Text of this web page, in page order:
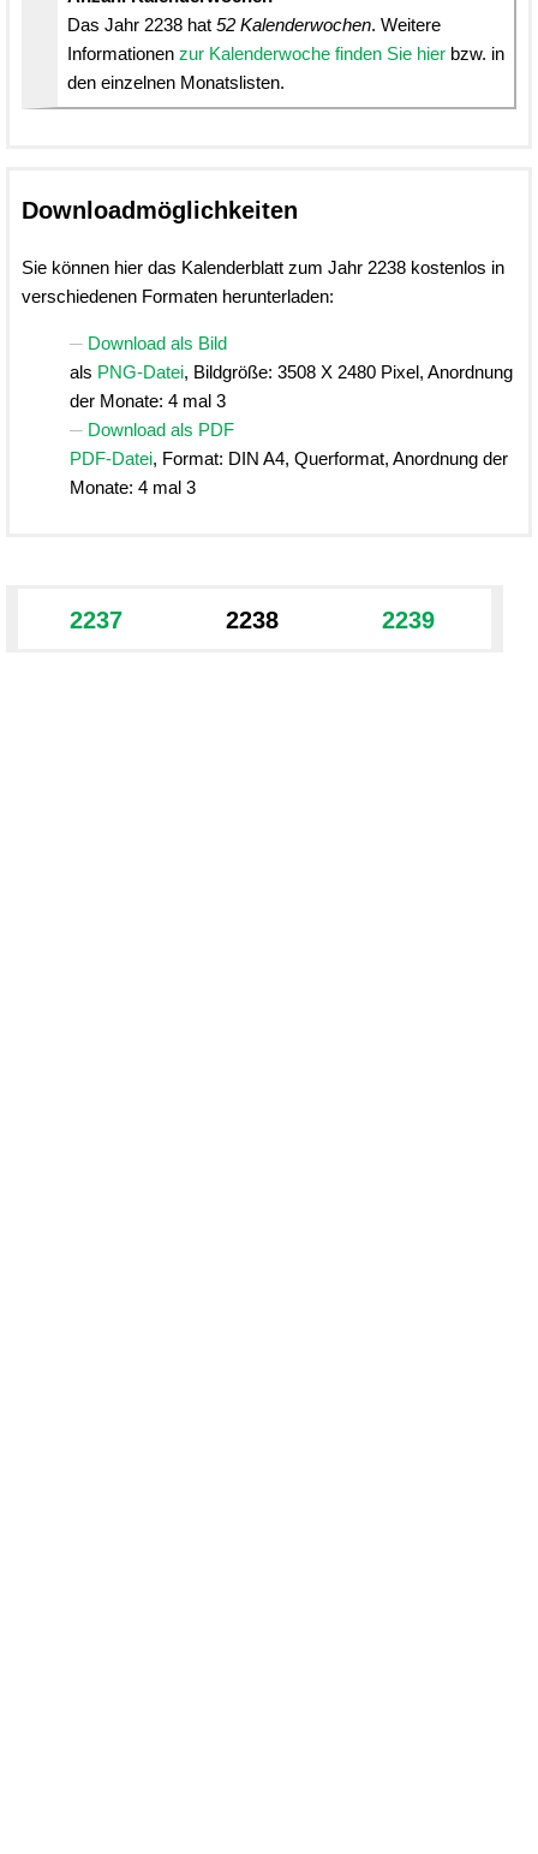
Das Jahr 2238 hat 52 Kalenderwochen. Weitere
Informationen zur Kalenderwoche finden Sie hier bzw. in
den einzelnen Monatslisten.
Downloadmöglichkeiten
Sie können hier das Kalenderblatt zum Jahr 2238 kostenlos in
verschiedenen Formaten herunterladen:
Download als Bild
als PNG-Datei, Bildgröße: 3508 X 2480 Pixel, Anordnung
der Monate: 4 mal 3
Download als PDF
PDF-Datei, Format: DIN A4, Querformat, Anordnung der
Monate: 4 mal 3
2237 2238 2239